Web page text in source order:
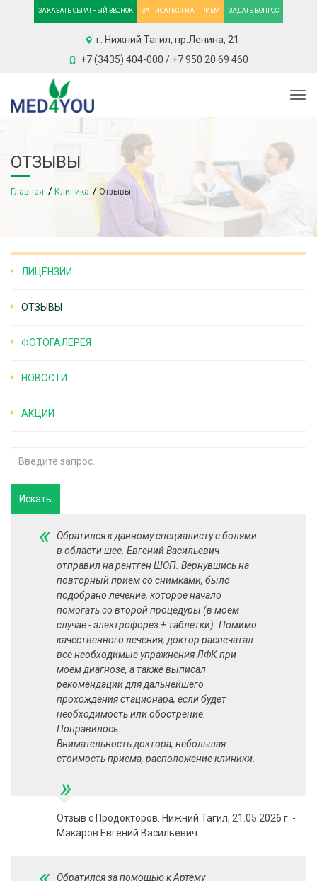
ЗАКАЗАТЬ ОБРАТНЫЙ ЗВОНОК ЗАПИСАТЬСЯ НА ПРИЕМ ЗАДАТЬ ВОПРОС
г. Нижний Тагил, пр.Ленина, 21
+7 (3435) 404-000 / +7 950 20 69 460
ОТЗЫВЫ
Главная Клиника Отзывы
ЛИЦЕНЗИИ
ОТЗЫВЫ
ФОТОГАЛЕРЕЯ
НОВОСТИ
АКЦИИ
«
Обратился к данному специалисту с болями
в области шее. Евгений Васильевич
отправил на рентген ШОП. Вернувшись на
повторный прием со снимками, было
подобрано лечение, которое начало
помогать со второй процедуры (в моем
случае - электрофорез + таблетки). Помимо
качественного лечения, доктор распечатал
все необходимые упражнения ЛФК при
моем диагнозе, а также выписал
рекомендации для дальнейшего
прохождения стационара, если будет
необходимость или обострение.
Понравилось:
Внимательность доктора, небольшая
стоимость приема, расположение клиники.
»
Отзыв с Продокторов. Нижний Тагил, 21.05.2026 г. -
Макаров Евгений Васильевич
Обратился за помощью к Артему